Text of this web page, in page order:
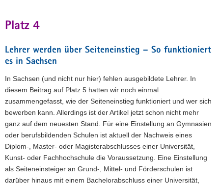
Platz 4
Lehrer werden über Seiteneinstieg – So funktioniert
es in Sachsen
In Sachsen (und nicht nur hier) fehlen ausgebildete Lehrer. In
diesem Beitrag auf Platz 5 hatten wir noch einmal
zusammengefasst, wie der Seiteneinstieg funktioniert und wer sich
bewerben kann. Allerdings ist der Artikel jetzt schon nicht mehr
ganz auf dem neuesten Stand. Für eine Einstellung an Gymnasien
oder berufsbildenden Schulen ist aktuell der Nachweis eines
Diplom-, Master- oder Magisterabschlusses einer Universität,
Kunst- oder Fachhochschule die Voraussetzung. Eine Einstellung
als Seiteneinsteiger an Grund-, Mittel- und Förderschulen ist
darüber hinaus mit einem Bachelorabschluss einer Universität,